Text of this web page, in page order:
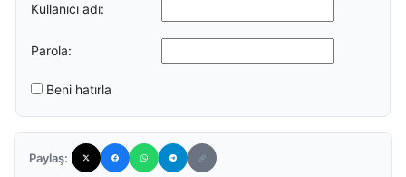
Kullanıcı adı:
Parola:
Beni hatırla
Paylaş: